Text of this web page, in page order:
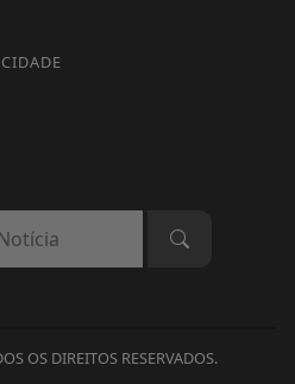
OS DIREITOS RESERVADOS.